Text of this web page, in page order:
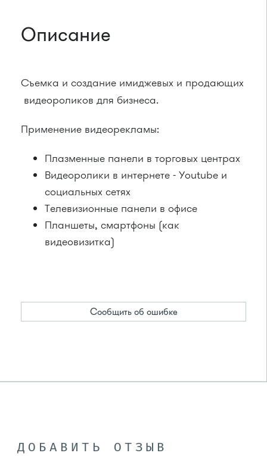
Описание
Съемка и создание имиджевых и продающих
видеороликов для бизнеса.
Применение видеорекламы:
Плазменные панели в торговых центрах
Видеоролики в интернете - Youtube и
социальных сетях
Телевизионные панели в офисе
Планшеты, смартфоны (как
видеовизитка)
Сообщить об ошибке
ДОБАВИТЬ ОТЗЫВ